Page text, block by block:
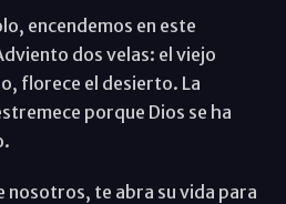
encendemos en este
dos velas: el viejo
florece el desierto. La
porque Dios se ha
nosotros, te abra su vida para